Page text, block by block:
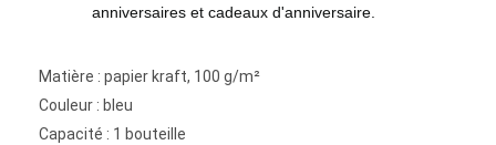
anniversaires et cadeaux d'anniversaire.
Matière : papier kraft, 100 g/m²
Couleur : bleu
Capacité : 1 bouteille